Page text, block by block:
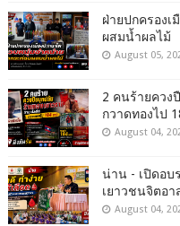
ฝ่ายปกครอง
ผสมน้ำผลไม้
August 05,
2 คนร้ายควง
กวาดทองไป
August 04,
น่าน - เปิดอบ
เยาวชนจิตอ
August 04,